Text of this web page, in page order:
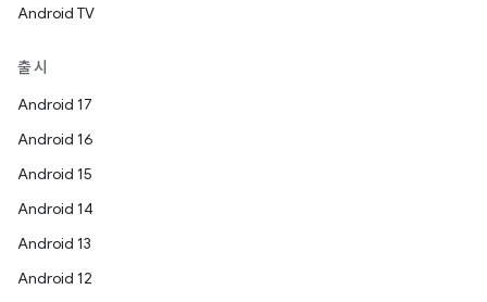
Android TV
출시
Android 17
Android 16
Android 15
Android 14
Android 13
Android 12